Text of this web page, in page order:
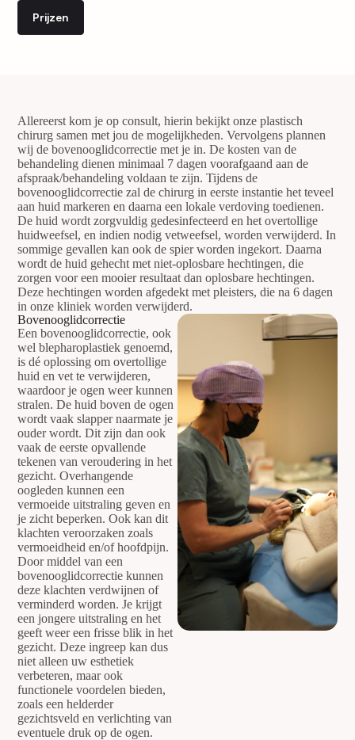
Prijzen
Bovenooglidcorrectie
Een bovenooglidcorrectie, ook
wel blepharoplastiek genoemd,
is dé oplossing om overtollige
huid en vet te verwijderen,
waardoor je ogen weer kunnen
stralen. De huid boven de ogen
wordt vaak slapper naarmate je
ouder wordt. Dit zijn dan ook
vaak de eerste opvallende
tekenen van veroudering in het
gezicht. Overhangende
oogleden kunnen een
vermoeide uitstraling geven en
je zicht beperken. Ook kan dit
klachten veroorzaken zoals
vermoeidheid en/of hoofdpijn.
Door middel van een
bovenooglidcorrectie kunnen
deze klachten verdwijnen of
verminderd worden. Je krijgt
een jongere uitstraling en het
geeft weer een frisse blik in het
gezicht. Deze ingreep kan dus
niet alleen uw esthetiek
verbeteren, maar ook
functionele voordelen bieden,
zoals een helderder
gezichtsveld en verlichting van
eventuele druk op de ogen.
Allereerst kom je op consult, hierin bekijkt onze plastisch
chirurg samen met jou de mogelijkheden. Vervolgens plannen
wij de bovenooglidcorrectie met je in. De kosten van de
behandeling dienen minimaal 7 dagen voorafgaand aan de
afspraak/behandeling voldaan te zijn.Tijdens de
bovenooglidcorrectie zal de chirurg in eerste instantie het teveel
aan huid markeren en daarna een lokale verdoving toedienen.
De huid wordt zorgvuldig gedesinfecteerd en het overtollige
huidweefsel, en indien nodig vetweefsel, worden verwijderd. In
sommige gevallen kan ook de spier worden ingekort. Daarna
wordt de huid gehecht met niet-oplosbare hechtingen, die
zorgen voor een mooier resultaat dan oplosbare hechtingen.
Deze hechtingen worden afgedekt met pleisters, die na 6 dagen
in onze kliniek worden verwijderd.